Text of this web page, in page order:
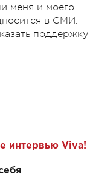
меня и моего
в СМИ.
поддержку
интервью Viva!